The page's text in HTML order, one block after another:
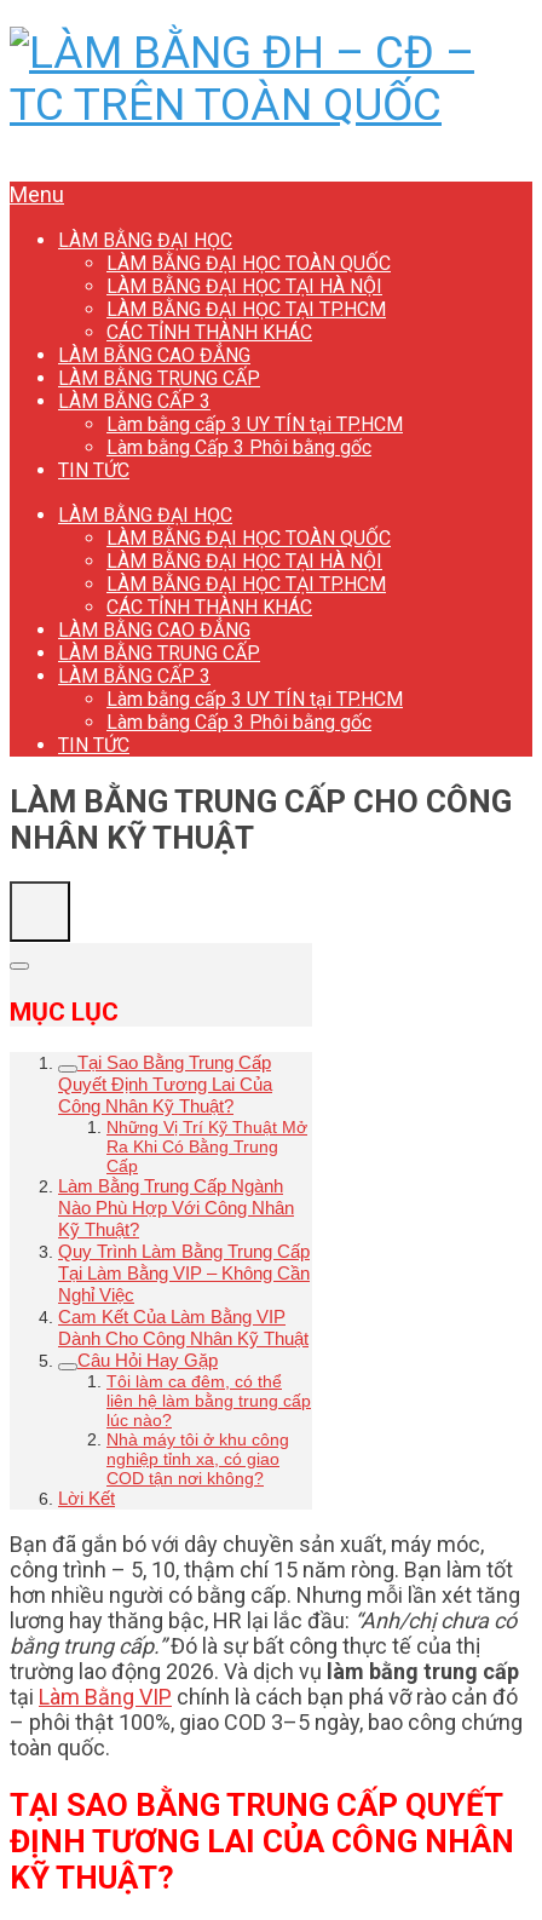
Menu
LÀM BẰNG ĐẠI HỌC
LÀM BẰNG ĐẠI HỌC TOÀN QUỐC
LÀM BẰNG ĐẠI HỌC TẠI HÀ NỘI
LÀM BẰNG ĐẠI HỌC TẠI TP.HCM
CÁC TỈNH THÀNH KHÁC
LÀM BẰNG CAO ĐẲNG
LÀM BẰNG TRUNG CẤP
LÀM BẰNG CẤP 3
Làm bằng cấp 3 UY TÍN tại TP.HCM
Làm bằng Cấp 3 Phôi bằng gốc
TIN TỨC
LÀM BẰNG ĐẠI HỌC
LÀM BẰNG ĐẠI HỌC TOÀN QUỐC
LÀM BẰNG ĐẠI HỌC TẠI HÀ NỘI
LÀM BẰNG ĐẠI HỌC TẠI TP.HCM
CÁC TỈNH THÀNH KHÁC
LÀM BẰNG CAO ĐẲNG
LÀM BẰNG TRUNG CẤP
LÀM BẰNG CẤP 3
Làm bằng cấp 3 UY TÍN tại TP.HCM
Làm bằng Cấp 3 Phôi bằng gốc
TIN TỨC
LÀM BẰNG TRUNG CẤP CHO CÔNG
NHÂN KỸ THUẬT
MỤC LỤC
Tại Sao Bằng Trung Cấp
Quyết Định Tương Lai Của
Công Nhân Kỹ Thuật?
Những Vị Trí Kỹ Thuật Mở
Ra Khi Có Bằng Trung
Cấp
Làm Bằng Trung Cấp Ngành
Nào Phù Hợp Với Công Nhân
Kỹ Thuật?
Quy Trình Làm Bằng Trung Cấp
Tại Làm Bằng VIP – Không Cần
Nghỉ Việc
Cam Kết Của Làm Bằng VIP
Dành Cho Công Nhân Kỹ Thuật
Câu Hỏi Hay Gặp
Tôi làm ca đêm, có thể
liên hệ làm bằng trung cấp
lúc nào?
Nhà máy tôi ở khu công
nghiệp tỉnh xa, có giao
COD tận nơi không?
Lời Kết
Bạn đã gắn bó với dây chuyền sản xuất, máy móc,
công trình – 5, 10, thậm chí 15 năm ròng. Bạn làm tốt
hơn nhiều người có bằng cấp. Nhưng mỗi lần xét tăng
lương hay thăng bậc, HR lại lắc đầu: “Anh/chị chưa có
bằng trung cấp.”Đó là sự bất công thực tế của thị
trường lao động 2026. Và dịch vụ làm bằng trung cấp
tại Làm Bằng VIP chính là cách bạn phá vỡ rào cản đó
– phôi thật 100%, giao COD 3–5 ngày, bao công chứng
toàn quốc.
TẠI SAO BẰNG TRUNG CẤP QUYẾT
ĐỊNH TƯƠNG LAI CỦA CÔNG NHÂN
KỸ THUẬT?